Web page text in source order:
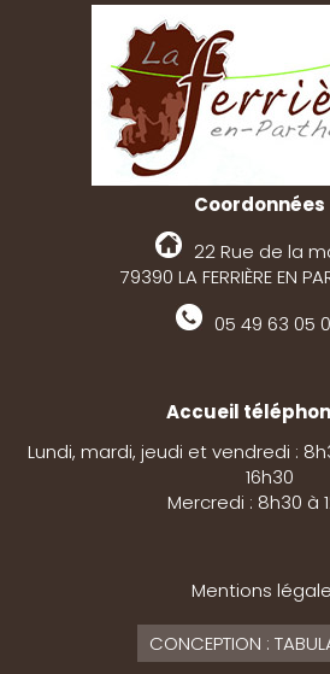
Coordonnées
22 Rue de la
79390 LA FERRIÈRE EN
05 49 63 05
Accueil
Lundi, mardi, jeudi et vendredi :
16h30
Mercredi : 8h30 à
Mentions
CONCEPTION :